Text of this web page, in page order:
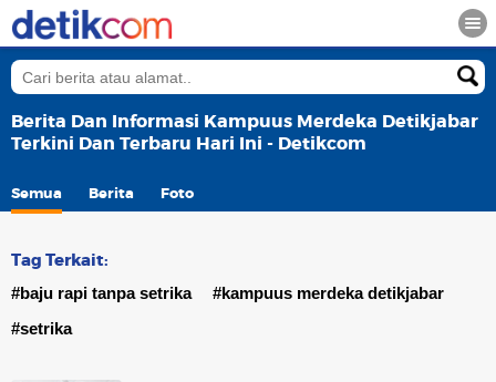
Berita Dan Informasi Kampuus Merdeka Detikjabar
Terkini Dan Terbaru Hari Ini - Detikcom
Semua Berita Foto
Tag Terkait:
#baju rapi tanpa setrika
#kampuus merdeka detikjabar
#setrika